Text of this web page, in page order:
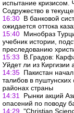
испытание кризисом.
Содружество в
16:30 В банковой
ожидается оттока
15:40 Минобраз
учебник истории,
преследованию
15:33
В.Градов:
Уйдет ли из Киргизии
14:35 Пакистан
талибов в
районах страны
14:31
Рынки акций
опасений по поводу
14:29 "Christian